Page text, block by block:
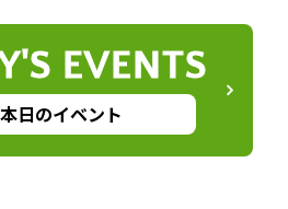
EVENTS
本日のイベント